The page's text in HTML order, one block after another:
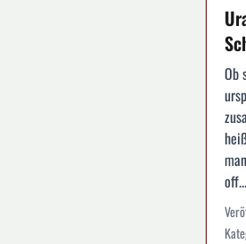
Ob
off...